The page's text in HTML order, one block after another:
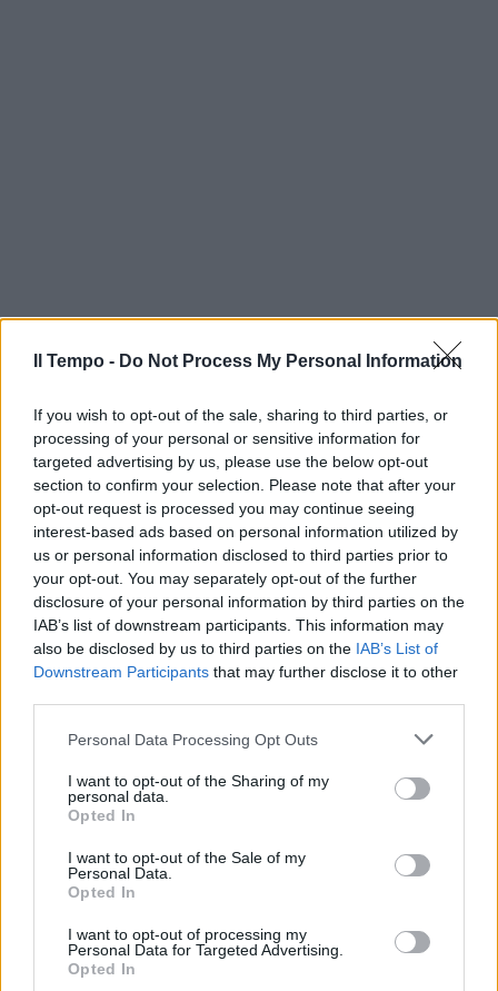
Il Tempo - Do Not Process My Personal Information
If you wish to opt-out of the sale, sharing to third parties, or
processing of your personal or sensitive information for
targeted advertising by us, please use the below opt-out
section to confirm your selection. Please note that after your
opt-out request is processed you may continue seeing
interest-based ads based on personal information utilized by
us or personal information disclosed to third parties prior to
your opt-out. You may separately opt-out of the further
disclosure of your personal information by third parties on the
IAB’s list of downstream participants. This information may
also be disclosed by us to third parties on the IAB’s List of
Downstream Participants that may further disclose it to other
Personal Data Processing Opt Outs
I want to opt-out of the Sharing of my
personal data.
Opted In
I want to opt-out of the Sale of my
Personal Data.
Opted In
I want to opt-out of processing my
Personal Data for Targeted Advertising.
Opted In
In evidenza